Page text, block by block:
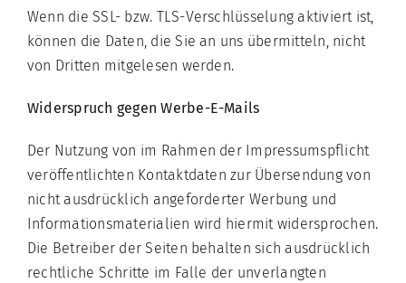
Wenn die SSL- bzw. TLS-Verschlüsselung aktiviert ist,
können die Daten, die Sie an uns übermitteln, nicht
von Dritten mitgelesen werden.
Widerspruch gegen Werbe-E-Mails
Der Nutzung von im Rahmen der Impressumspflicht
veröffentlichten Kontaktdaten zur Übersendung von
nicht ausdrücklich angeforderter Werbung und
Informationsmaterialien wird hiermit widersprochen.
Die Betreiber der Seiten behalten sich ausdrücklich
rechtliche Schritte im Falle der unverlangten